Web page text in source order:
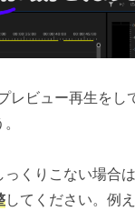
レビュー再生をし
くりこない場合は
してください。例